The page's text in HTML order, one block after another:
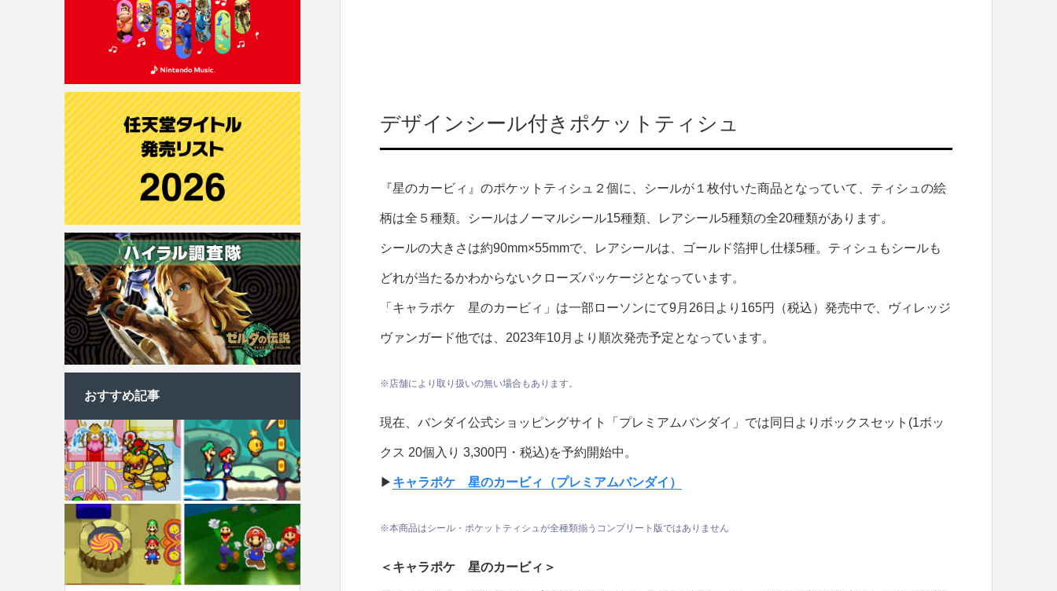
デザインシール付きポケットティシュ
『星のカービィ』のポケットティシュ２個に、シールが１枚付いた商品となっていて、ティシュの絵
柄は全５種類。シールはノーマルシール15種類、レアシール5種類の全20種類があります。
シールの大きさは約90mm×55mmで、レアシールは、ゴールド箔押し仕様5種。ティシュもシールも
どれが当たるかわからないクローズパッケージとなっています。
「キャラポケ 星のカービィ」は一部ローソンにて9月26日より165円（税込）発売中で、ヴィレッジ
ヴァンガード他では、2023年10月より順次発売予定となっています。
※店舗により取り扱いの無い場合もあります。
現在、バンダイ公式ショッピングサイト「プレミアムバンダイ」では同日よりボックスセット(1ボッ
クス 20個入り 3,300円・税込)を予約開始中。
▶︎ キャラポケ 星のカービィ（プレミアムバンダイ）
※本商品はシール・ポケットティシュが全種類揃うコンプリート版ではありません
＜キャラポケ 星のカービィ＞
おすすめ記事